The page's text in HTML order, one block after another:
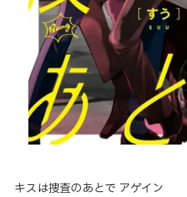
キスは捜査のあとで アゲイン